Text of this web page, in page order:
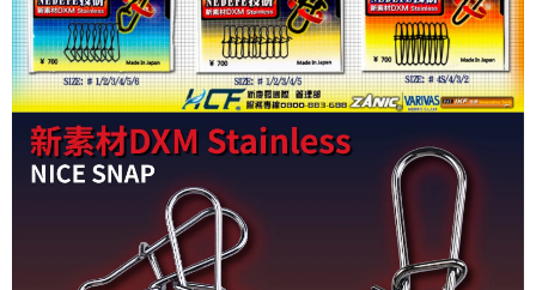
【注意事項】
１．透過由恩沛科技股份有限公司提供之「AFTEE先享後付」服務完成之交
易，需依本服務之必要範圍內提供個人資料，並將交易相關給付款項請求債
權轉讓予恩沛科技股份有限公司。
２．關於個人資料處理事宜，請瀏覽以下網址：
https://aftee.tw/terms/#terms3
３．未成年的使用者請事先徵得法定代理人或監護人之同意方可使用
「AFTEE先享後付」，若未經同意申辦者引起之損失，本公司不負相關責
４．使用「AFTEE先享後付」時，將依據個別帳號之用戶狀況，依本公司即
時審查核予不同之上限額度；若仍有額度不足之情形，本公司將視審查結果
請求用戶進行身份認證。
５．嚴禁一人註冊多個帳號或使用他人資訊註冊。若發現惡意使用之情形，
計)，訂單才得以成立**)